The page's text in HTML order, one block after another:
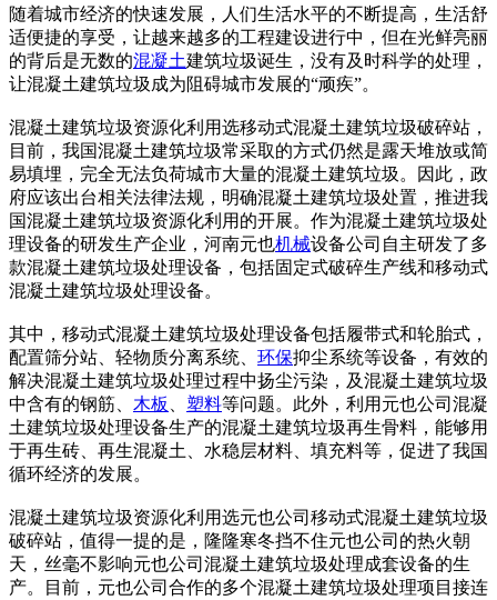
随着城市经济的快速发展，人们生活水平的不断提高，生活舒
适便捷的享受，让越来越多的工程建设进行中，但在光鲜亮丽
的背后是无数的混凝土建筑垃圾诞生，没有及时科学的处理，
让混凝土建筑垃圾成为阻碍城市发展的“顽疾”。
混凝土建筑垃圾资源化利用选移动式混凝土建筑垃圾破碎站，
目前，我国混凝土建筑垃圾常采取的方式仍然是露天堆放或简
易填埋，完全无法负荷城市大量的混凝土建筑垃圾。因此，政
府应该出台相关法律法规，明确混凝土建筑垃圾处置，推进我
国混凝土建筑垃圾资源化利用的开展。作为混凝土建筑垃圾处
理设备的研发生产企业，河南元也机械设备公司自主研发了多
款混凝土建筑垃圾处理设备，包括固定式破碎生产线和移动式
混凝土建筑垃圾处理设备。
其中，移动式混凝土建筑垃圾处理设备包括履带式和轮胎式，
配置筛分站、轻物质分离系统、 环保抑尘系统等设备，有效的
解决混凝土建筑垃圾处理过程中扬尘污染，及混凝土建筑垃圾
中含有的钢筋、 木板 塑料等问题。此外，利用元也公司混凝
土建筑垃圾处理设备生产的混凝土建筑垃圾再生骨料，能够用
于再生砖、再生混凝土、水稳层材料、填充料等，促进了我国
循环经济的发展。
混凝土建筑垃圾资源化利用选元也公司移动式混凝土建筑垃圾
破碎站，值得一提的是，隆隆寒冬挡不住元也公司的热火朝
天，丝毫不影响元也公司混凝土建筑垃圾处理成套设备的生
产。目前，元也公司合作的多个混凝土建筑垃圾处理项目接连